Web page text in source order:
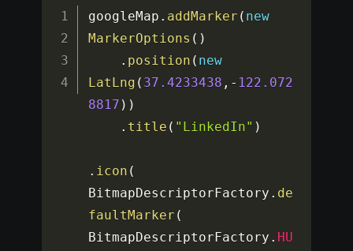
googleMap . addMarker ( new
MarkerOptions ( )
. position ( new
LatLng ( 37.4233438 , - 122.072
8817 ) )
. title ( "LinkedIn" )
. icon (
BitmapDescriptorFactory . de
faultMarker (
BitmapDescriptorFactory . HU